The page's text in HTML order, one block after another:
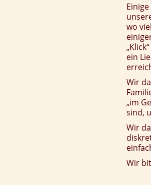
wo
ein
Wir
„im
sind,
Wir
Wir